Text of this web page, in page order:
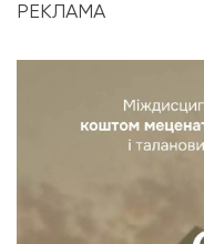
РЕКЛАМА